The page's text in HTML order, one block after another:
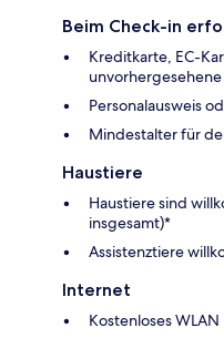
Beim Check-in
Kreditkarte, EC-
Personalausweis
Mindestalter für
Haustiere
Haustiere sind
insgesamt)*
Assistenztiere
Internet
Kostenloses